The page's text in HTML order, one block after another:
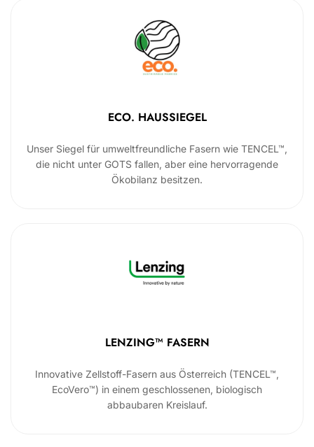
ECO. HAUSSIEGEL
Unser Siegel für umweltfreundliche Fasern wie TENCEL™,
die nicht unter GOTS fallen, aber eine hervorragende
Ökobilanz besitzen.
LENZING™ FASERN
Innovative Zellstoff-Fasern aus Österreich (TENCEL™,
EcoVero™) in einem geschlossenen, biologisch
abbaubaren Kreislauf.